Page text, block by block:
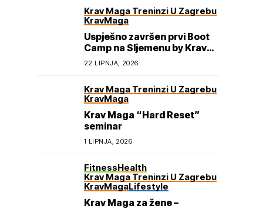
Krav Maga Treninzi U Zagrebu
KravMaga
Uspješno završen prvi Boot
Camp na Sljemenu by Krav
Maga Academy
22 LIPNJA, 2026
Krav Maga Treninzi U Zagrebu
KravMaga
Krav Maga “Hard Reset”
seminar
1 LIPNJA, 2026
FitnessHealth
Krav Maga Treninzi U Zagrebu
KravMagaLifestyle
Krav Maga za žene –